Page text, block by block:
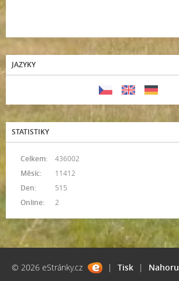
JAZYKY
STATISTIKY
Online: 2
Celkem:
436002
Měsíc:
11412
Den:
515
© 2026 eStránky.cz | Tisk | Nahoru